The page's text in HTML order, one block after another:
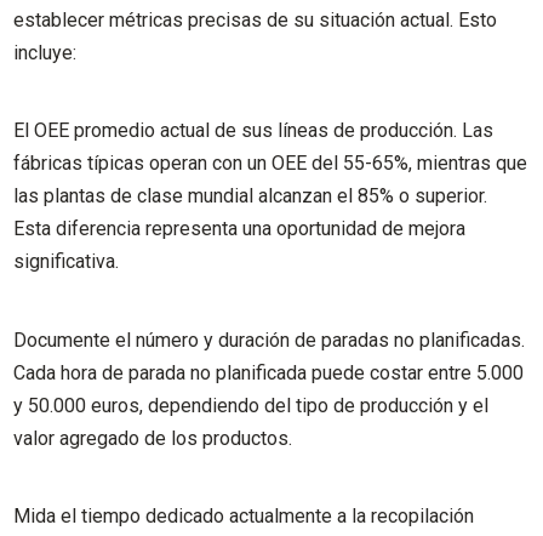
establecer métricas precisas de su situación actual. Esto
incluye:
El OEE promedio actual de sus líneas de producción. Las
fábricas típicas operan con un OEE del 55-65%, mientras que
las plantas de clase mundial alcanzan el 85% o superior.
Esta diferencia representa una oportunidad de mejora
significativa.
Documente el número y duración de paradas no planificadas.
Cada hora de parada no planificada puede costar entre 5.000
y 50.000 euros, dependiendo del tipo de producción y el
valor agregado de los productos.
Mida el tiempo dedicado actualmente a la recopilación